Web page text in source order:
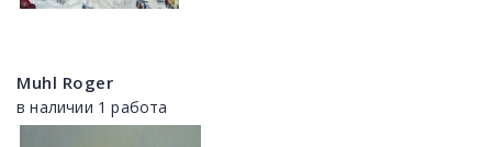
Muhl Roger
в наличии 1 работа